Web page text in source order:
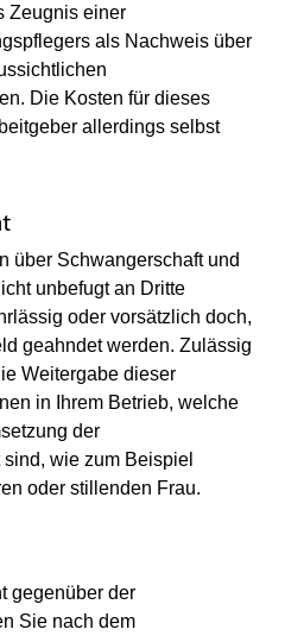
Zeugnis einer
als Nachweis über
Die Kosten für dieses
allerdings selbst
über Schwangerschaft und
unbefugt an Dritte
oder vorsätzlich doch,
geahndet werden. Zulässig
Weitergabe dieser
in Ihrem Betrieb, welche
der
wie zum Beispiel
oder stillenden Frau.
gegenüber der
Sie nach dem